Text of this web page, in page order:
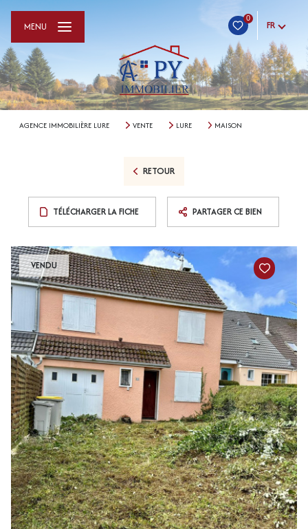
0
FR
MENU
AGENCE IMMOBILIÈRE LURE VENTE LURE MAISON
RETOUR
TÉLÉCHARGER LA FICHE PARTAGER CE BIEN
VENDU